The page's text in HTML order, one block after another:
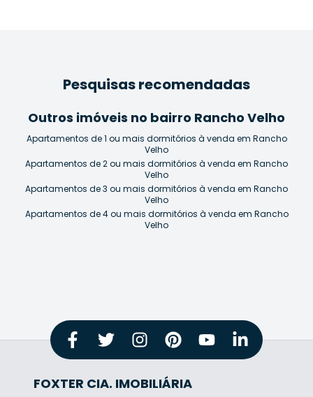
Pesquisas recomendadas
Outros imóveis no bairro Rancho Velho
Apartamentos de 1 ou mais dormitórios à venda em Rancho
Velho
Apartamentos de 2 ou mais dormitórios à venda em Rancho
Velho
Apartamentos de 3 ou mais dormitórios à venda em Rancho
Velho
Apartamentos de 4 ou mais dormitórios à venda em Rancho
Velho
FOXTER CIA. IMOBILIÁRIA